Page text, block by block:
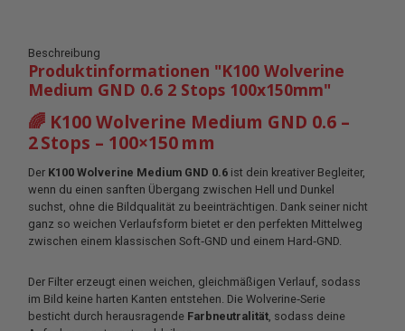
Beschreibung
Produktinformationen "K100 Wolverine
Medium GND 0.6 2 Stops 100x150mm"
🌈 K100 Wolverine Medium GND 0.6 –
2 Stops – 100×150 mm
Der K100 Wolverine Medium GND 0.6 ist dein kreativer Begleiter,
wenn du einen sanften Übergang zwischen Hell und Dunkel
suchst, ohne die Bildqualität zu beeinträchtigen. Dank seiner nicht
ganz so weichen Verlaufsform bietet er den perfekten Mittelweg
zwischen einem klassischen Soft‑GND und einem Hard‑GND.
Der Filter erzeugt einen weichen, gleichmäßigen Verlauf, sodass
im Bild keine harten Kanten entstehen. Die Wolverine‑Serie
besticht durch herausragende Farbneutralität , sodass deine